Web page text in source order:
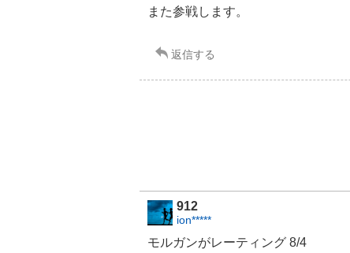
また参戦します。
返信する
912
ion*****
モルガンがレーティング 8/4